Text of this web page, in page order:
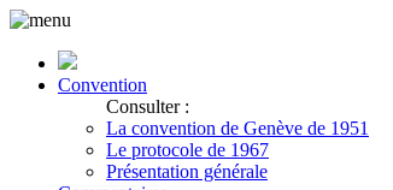
Convention
Consulter :
La convention de Genève de 1951
Le protocole de 1967
Présentation générale